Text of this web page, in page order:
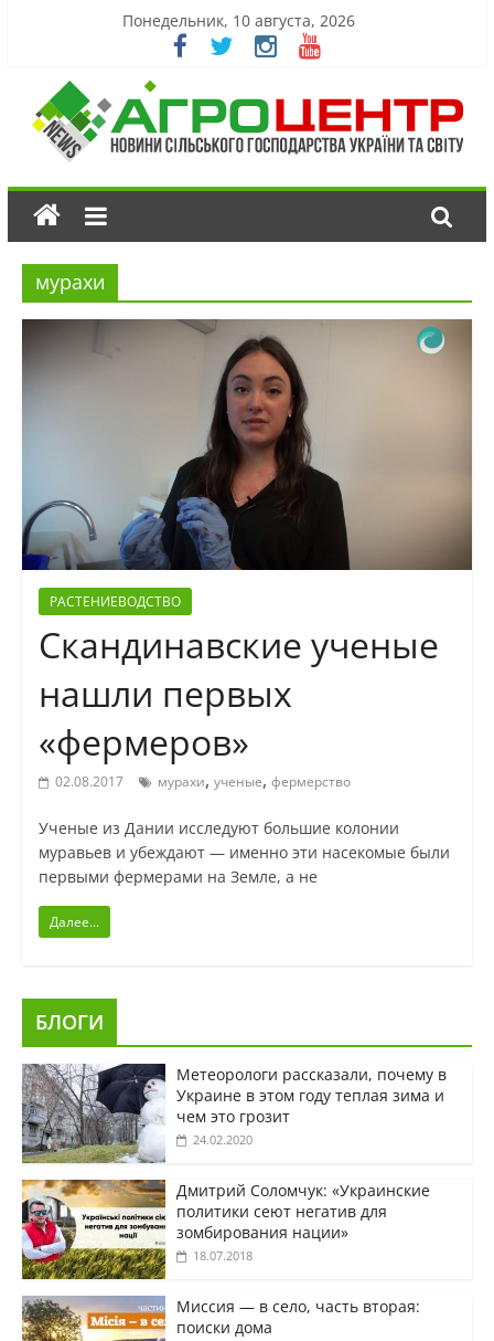
Понедельник, 10 августа, 2026
мурахи
РАСТЕНИЕВОДСТВО
Скандинавские ученые
нашли первых
«фермеров»
02.08.2017 мурахи, ученые, фермерство
Ученые из Дании исследуют большие колонии
муравьев и убеждают — именно эти насекомые были
первыми фермерами на Земле, а не
Далее...
БЛОГИ
Метеорологи рассказали, почему в
Украине в этом году теплая зима и
чем это грозит
24.02.2020
Дмитрий Соломчук: «Украинские
политики сеют негатив для
зомбирования нации»
18.07.2018
Миссия — в село, часть вторая:
поиски дома